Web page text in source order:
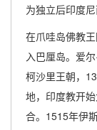
为独立后印度尼
在爪哇岛佛教
入巴厘岛。爱
柯沙里王朝，
地，印度教开
合。1515年伊